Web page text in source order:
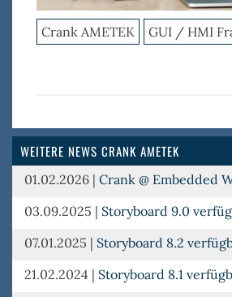
Crank AMETEK GUI / HMI
WEITERE NEWS CRANK AMETEK
01.02.2026 | Crank @ Embedded
03.09.2025 | Storyboard 9.0
07.01.2025 | Storyboard 8.2
21.02.2024 | Storyboard 8.1